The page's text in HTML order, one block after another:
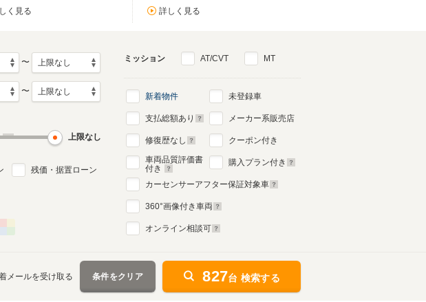
く見る 詳しく見る
月生産モデル
〜
〜
上限なし
残価・据置ローン
ミッション AT/CVT MT
新着物件
支払総額あり
修復歴なし
車両品質評価書
付き
未登録車
メーカー系販売店
クーポン付き
購入プラン付き
カーセンサーアフター保証対象車
360°画像付き車両
オンライン相談可
メールを受け取る 条件をクリア 827台 検索する